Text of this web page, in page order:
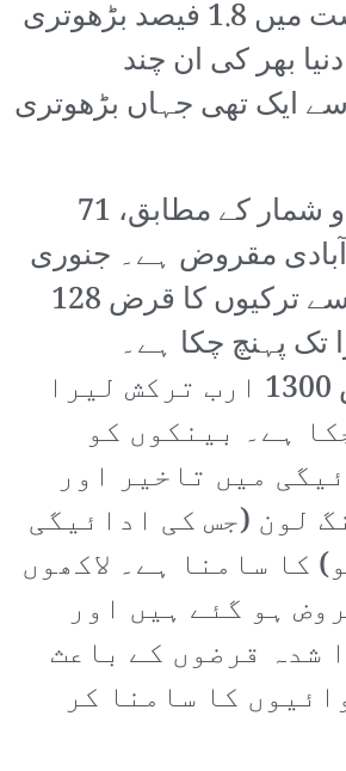
ترکی کی معیشت میں 1.8 فیصد بڑھوتری
بھر کی ان چند
ایک تھی جہاں بڑھوتری
حکومتی اعداد و شمار کے مطابق، 71
مقروض ہے۔ جنوری
2021ء کے بعد سے ترکیوں کا قرض 128
تک پہنچ چکا ہے۔
مجموعی قرض 1300 ارب ترکش لیرا
ہے۔ بینکوں کو
میں تاخیر اور
لون (جس کی ادائیگی
کا سامنا ہے۔ لاکھوں
ہو گئے ہیں اور
شدہ قرضوں کے باعث
کا سامنا کر